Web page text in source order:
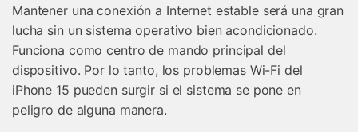
Mantener una conexión a Internet estable será una gran
lucha sin un sistema operativo bien acondicionado.
Funciona como centro de mando principal del
dispositivo. Por lo tanto, los problemas Wi-Fi del
iPhone 15 pueden surgir si el sistema se pone en
peligro de alguna manera.